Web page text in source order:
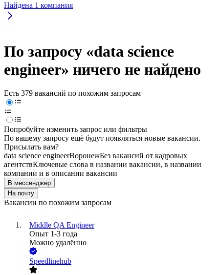
Найдена 1 компания
По запросу «data science
engineer» ничего не найдено
Есть 379 вакансий по похожим запросам
Попробуйте изменить запрос или фильтры
По вашему запросу ещё будут появляться новые вакансии.
Присылать вам?
data science engineerВоронежБез вакансий от кадровых
агентствКлючевые слова в названии вакансии, в названии
компании и в описании вакансии
В мессенджер
На почту
Вакансии по похожим запросам
Middle QA Engineer
Опыт 1-3 года
Можно удалённо
Speedlinehub